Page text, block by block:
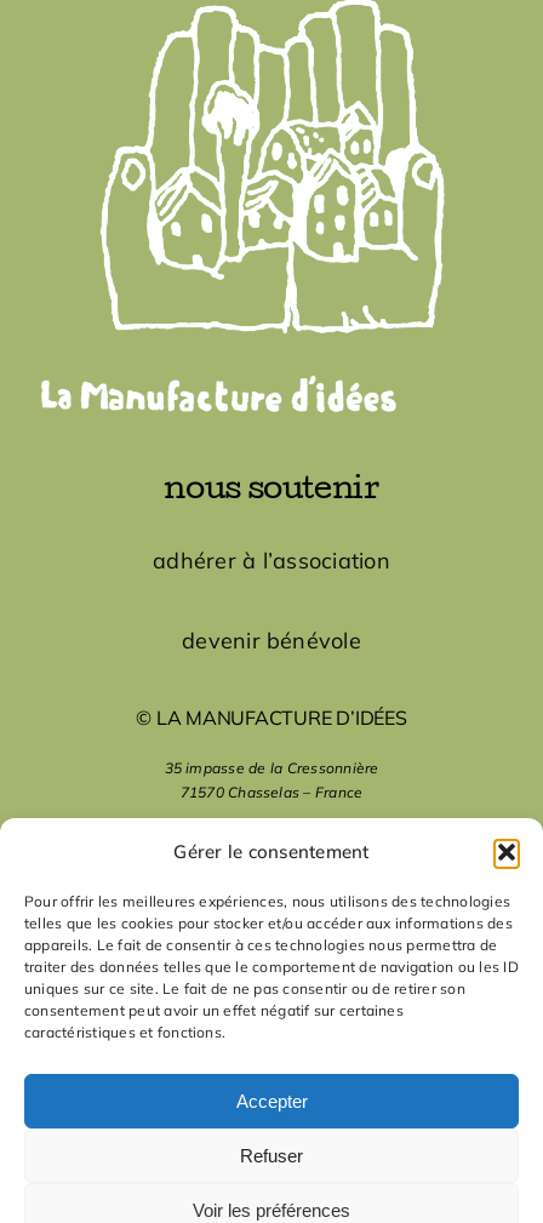
Gérer le consentement
Pour offrir les meilleures expériences, nous utilisons des technologies
telles que les cookies pour stocker et/ou accéder aux informations des
appareils. Le fait de consentir à ces technologies nous permettra de
traiter des données telles que le comportement de navigation ou les ID
uniques sur ce site. Le fait de ne pas consentir ou de retirer son
consentement peut avoir un effet négatif sur certaines
caractéristiques et fonctions.
Accepter
Refuser
Voir les préférences
nous soutenir
adhérer à l’association
devenir bénévole
© LA MANUFACTURE D’IDÉES
35 impasse de la Cressonnière
71570 Chasselas – France
mentions légales
nous suivre
nous contacter